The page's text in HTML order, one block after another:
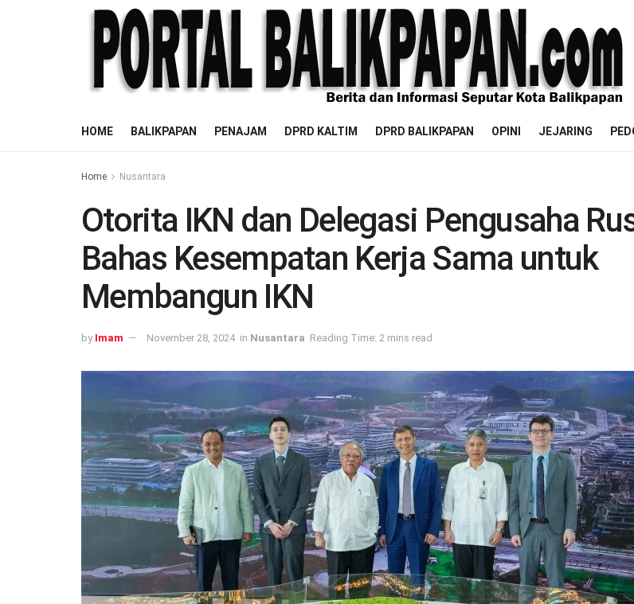
HOME BALIKPAPAN PENAJAM DPRD KALTIM DPRD BALIKPAPAN OPINI JEJARING
Home Nusantara
Otorita IKN dan Delegasi Pengusaha
Bahas Kesempatan Kerja Sama untuk
Membangun IKN
by Imam November 28, 2024 in Nusantara Reading Time: 2 mins read